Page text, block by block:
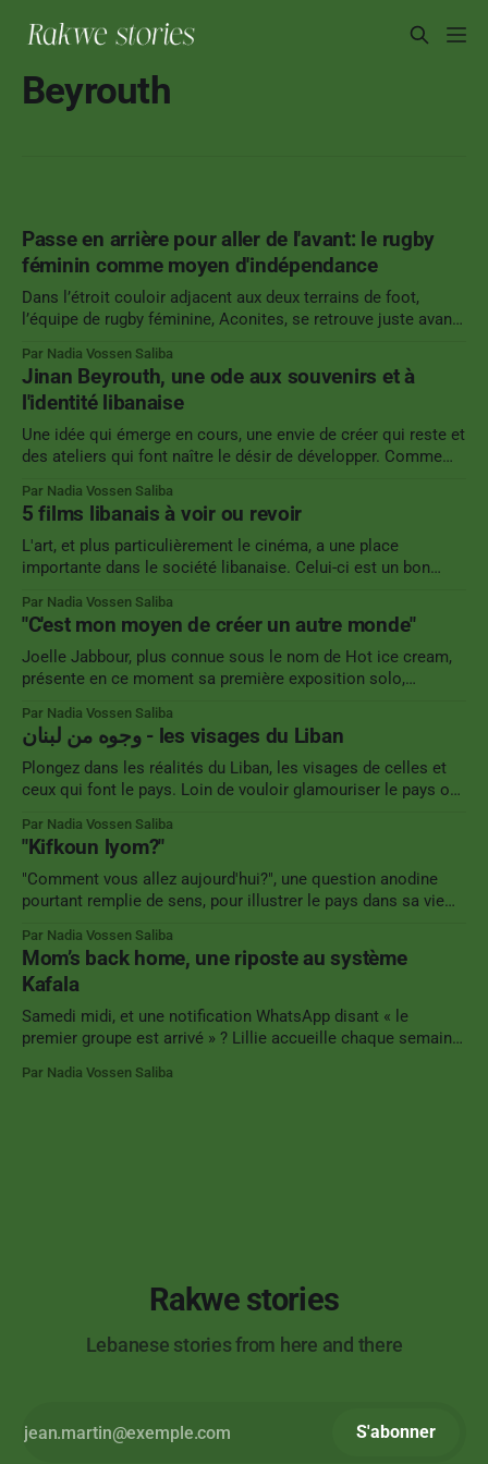
Beyrouth
Passe en arrière pour aller de l'avant: le rugby
féminin comme moyen d'indépendance
Dans l’étroit couloir adjacent aux deux terrains de foot,
l’équipe de rugby féminine, Aconites, se retrouve juste avant
l’équipe s’est rassemblé. La fondatrice et assistante coach ,
Sarah Kanaan, bras en bandoulière, blessée lors d’un
Par Nadia Vossen Saliba
Jinan Beyrouth, une ode aux souvenirs et à
l'identité libanaise
Une idée qui émerge en cours, une envie de créer qui reste et
des ateliers qui font naître le désir de développer. Comme
deux ans, Jinan Jadayel développe ses bijoux à l'image du
glamour arabe.
Par Nadia Vossen Saliba
5 films libanais à voir ou revoir
L'art, et plus particulièrement le cinéma, a une place
importante dans le société libanaise. Celui-ci est un bon
Aujourd'hui encore une partie de l'histoire du pays est omise
des livres d'histoires. Le grand écran
Par Nadia Vossen Saliba
"C'est mon moyen de créer un autre monde"
Joelle Jabbour, plus connue sous le nom de Hot ice cream,
présente en ce moment sa première exposition solo,
illustratrice, dont vous pouvez reconnaître la patte par la
présence de félins et une palette de couleurs vives, se fait
une
Par Nadia Vossen Saliba
وجوه من لبنان - les visages du Liban
Plongez dans les réalités du Liban, les visages de celles et
ceux qui font le pays. Loin de vouloir glamouriser le pays ou,
la violence, cette série de photos se veut une illustration de
Par Nadia Vossen Saliba
"Kifkoun lyom?"
"Comment vous allez aujourd'hui?", une question anodine
pourtant remplie de sens, pour illustrer le pays dans sa vie
nombreuses guerres, qui, aujourd'hui encore, subit de
nombreux bombardements quotidiens de la part d'Israël
Par Nadia Vossen Saliba
Mom’s back home, une riposte au système
Kafala
Samedi midi, et une notification WhatsApp disant « le
premier groupe est arrivé » ? Lillie accueille chaque semaine
Kafala, comme elle, pour des ateliers coutures. Ces
Par Nadia Vossen Saliba
Rakwe stories
Lebanese stories from here and there
S'abonner